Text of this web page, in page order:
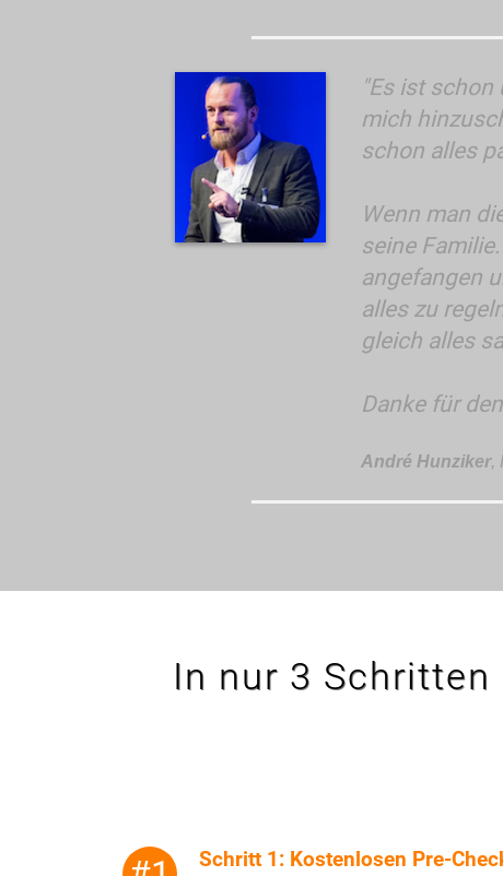
"Es ist
mich
schon alles
Wenn man
seine
angefangen
alles zu
gleich alles
Danke für
André Hunziker,
In nur 3
Schritt 1: Kostenlosen Pre-